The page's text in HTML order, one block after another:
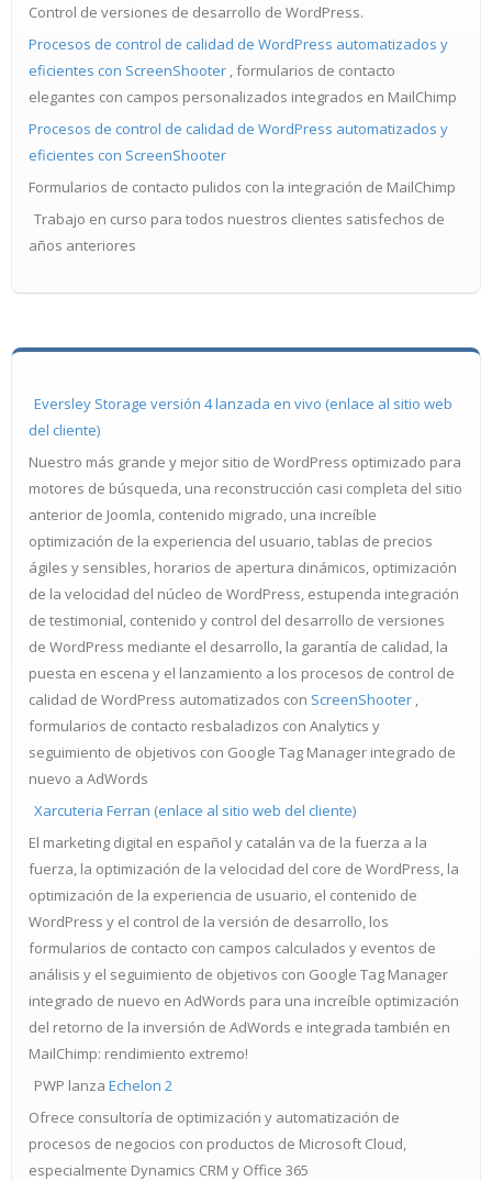
Control de versiones de desarrollo de WordPress.
Procesos de control de calidad de WordPress automatizados y
eficientes con ScreenShooter , formularios de contacto
elegantes con campos personalizados integrados en MailChimp
Procesos de control de calidad de WordPress automatizados y
eficientes con ScreenShooter
Formularios de contacto pulidos con la integración de MailChimp
Trabajo en curso para todos nuestros clientes satisfechos de
años anteriores
Eversley Storage versión 4 lanzada en vivo (enlace al sitio web
del cliente)
Nuestro más grande y mejor sitio de WordPress optimizado para
motores de búsqueda, una reconstrucción casi completa del sitio
anterior de Joomla, contenido migrado, una increíble
optimización de la experiencia del usuario, tablas de precios
ágiles y sensibles, horarios de apertura dinámicos, optimización
de la velocidad del núcleo de WordPress, estupenda integración
de testimonial, contenido y control del desarrollo de versiones
de WordPress mediante el desarrollo, la garantía de calidad, la
puesta en escena y el lanzamiento a los procesos de control de
calidad de WordPress automatizados con ScreenShooter ,
formularios de contacto resbaladizos con Analytics y
seguimiento de objetivos con Google Tag Manager integrado de
nuevo a AdWords
Xarcuteria Ferran (enlace al sitio web del cliente)
El marketing digital en español y catalán va de la fuerza a la
fuerza, la optimización de la velocidad del core de WordPress, la
optimización de la experiencia de usuario, el contenido de
WordPress y el control de la versión de desarrollo, los
formularios de contacto con campos calculados y eventos de
análisis y el seguimiento de objetivos con Google Tag Manager
integrado de nuevo en AdWords para una increíble optimización
del retorno de la inversión de AdWords e integrada también en
MailChimp: rendimiento extremo!
PWP lanza Echelon 2
Ofrece consultoría de optimización y automatización de
procesos de negocios con productos de Microsoft Cloud,
especialmente Dynamics CRM y Office 365